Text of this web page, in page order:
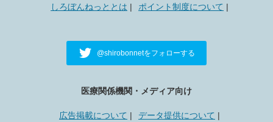
しろぼんねっととは ポイント制度について
@shirobonnetをフォローする
医療関係機関・メディア向け
広告掲載について データ提供について